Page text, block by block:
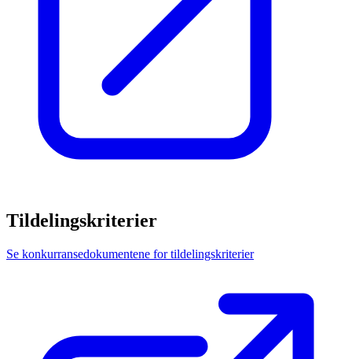
Tildelingskriterier
Se konkurransedokumentene for tildelingskriterier